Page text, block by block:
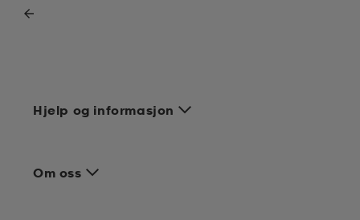
Hjelp og informasjon
Om oss